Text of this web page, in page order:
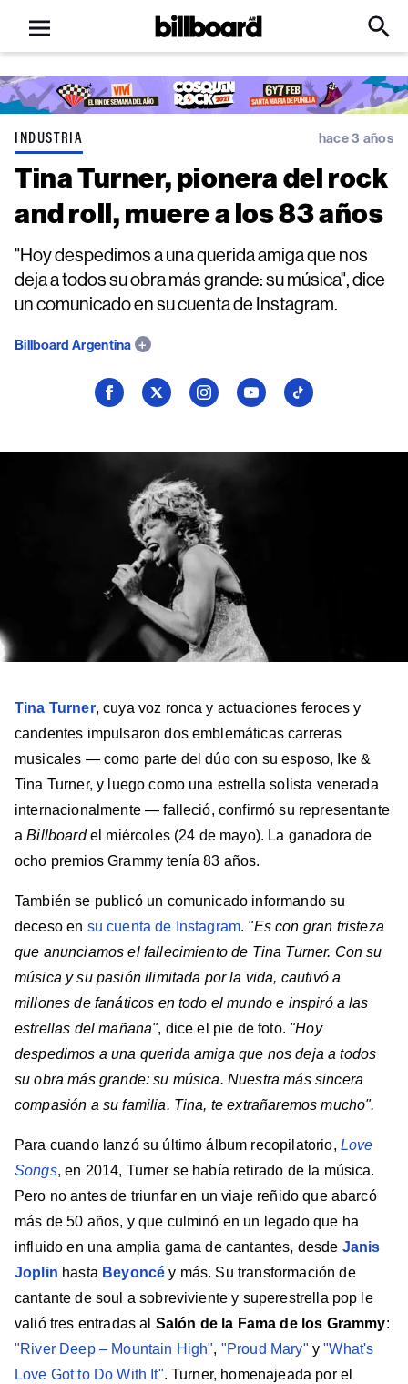
Open
menu
Billboard
Click
Input
INDUSTRIA hace 3 años
Tina Turner, pionera del rock
and roll, muere a los 83 años
"Hoy despedimos a una querida amiga que nos
deja a todos su obra más grande: su música", dice
un comunicado en su cuenta de Instagram.
Billboard Argentina
Seguí
en
Seguí
en
Seguí
en
Seguí
en
Seguí
en
Tina Turner, cuya voz ronca y actuaciones feroces y
candentes impulsaron dos emblemáticas carreras
musicales — como parte del dúo con su esposo, Ike &
Tina Turner, y luego como una estrella solista venerada
internacionalmente — falleció, confirmó su representante
aBillboardel miércoles (24 de mayo). La ganadora de
ocho premios Grammy tenía 83 años.
También se publicó un comunicado informando su
deceso en su cuenta de Instagram. "Es con gran tristeza
que anunciamos el fallecimiento de Tina Turner. Con su
música y su pasión ilimitada por la vida, cautivó a
millones de fanáticos en todo el mundo e inspiró a las
estrellas del mañana", dice el pie de foto. "Hoy
despedimos a una querida amiga que nos deja a todos
su obra más grande: su música. Nuestra más sincera
compasión a su familia. Tina, te extrañaremos mucho".
Para cuando lanzó su último álbum recopilatorio, Love
Songs, en 2014, Turner se había retirado de la música.
Pero no antes de triunfar en un viaje reñido que abarcó
más de 50 años, y que culminó en un legado que ha
influido en una amplia gama de cantantes, desde Janis
Joplin hasta Beyoncé y más. Su transformación de
cantante de soul a sobreviviente y superestrella pop le
valió tres entradas al Salón de la Fama de los Grammy:
"River Deep – Mountain High", "Proud Mary" y"What's
Love Got to Do With It". Turner, homenajeada por el